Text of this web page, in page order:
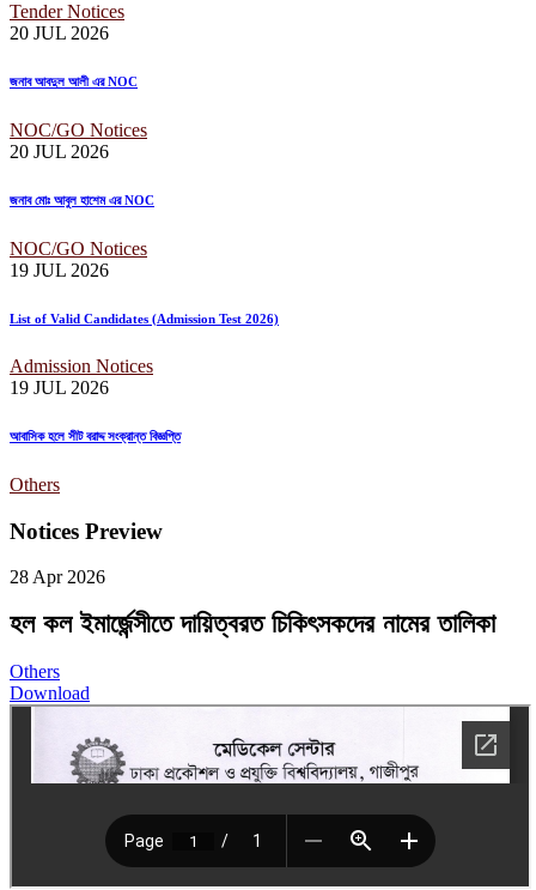
Tender Notices
20 JUL 2026
জনাব আবদুল আলী এর NOC
NOC/GO Notices
20 JUL 2026
জনাব মোঃ আবুল হাশেম এর NOC
NOC/GO Notices
19 JUL 2026
List of Valid Candidates (Admission Test 2026)
Admission Notices
19 JUL 2026
আবাসিক হলে সীট বরাদ্দ সংক্রান্ত বিজ্ঞপ্তি
Others
Notices Preview
28 Apr 2026
হল কল ইমার্জেন্সীতে দায়িত্বরত চিকিৎসকদের নামের তালিকা
Others
Download